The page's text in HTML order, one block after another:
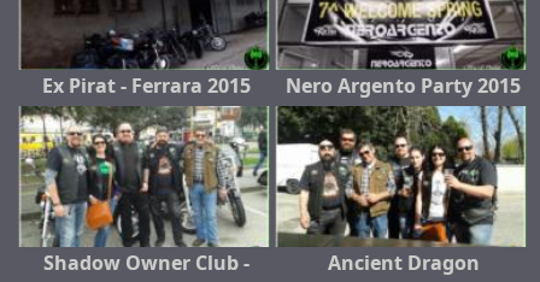
Ex Pirat - Ferrara 2015 Nero Argento Party 2015
Shadow Owner Club -
Ancient Dragon